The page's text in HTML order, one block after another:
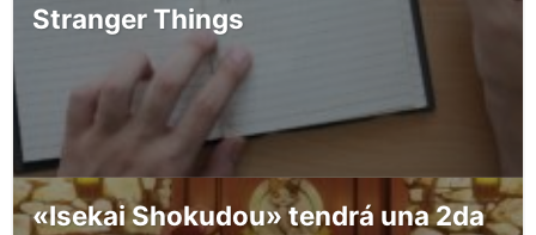
Stranger Things
«Isekai Shokudou» tendrá una 2da